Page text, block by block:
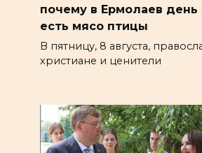
почему в Ермолаев день
есть мясо птицы
В пятницу, 8 августа,
христиане и ценители